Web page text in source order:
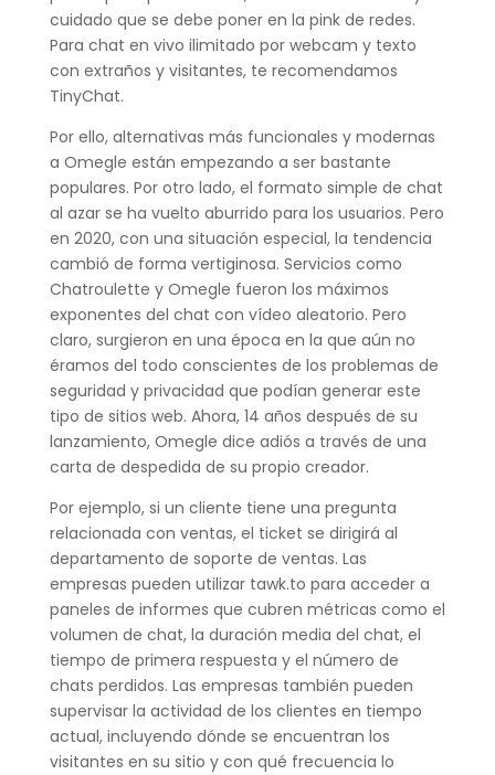
cuidado que se debe poner en la pink de redes.
Para chat en vivo ilimitado por webcam y texto
con extraños y visitantes, te recomendamos
TinyChat.
Por ello, alternativas más funcionales y modernas
a Omegle están empezando a ser bastante
populares. Por otro lado, el formato simple de chat
al azar se ha vuelto aburrido para los usuarios. Pero
en 2020, con una situación especial, la tendencia
cambió de forma vertiginosa. Servicios como
Chatroulette y Omegle fueron los máximos
exponentes del chat con vídeo aleatorio. Pero
claro, surgieron en una época en la que aún no
éramos del todo conscientes de los problemas de
seguridad y privacidad que podían generar este
tipo de sitios web. Ahora, 14 años después de su
lanzamiento, Omegle dice adiós a través de una
carta de despedida de su propio creador.
Por ejemplo, si un cliente tiene una pregunta
relacionada con ventas, el ticket se dirigirá al
departamento de soporte de ventas. Las
empresas pueden utilizar tawk.to para acceder a
paneles de informes que cubren métricas como el
volumen de chat, la duración media del chat, el
tiempo de primera respuesta y el número de
chats perdidos. Las empresas también pueden
supervisar la actividad de los clientes en tiempo
actual, incluyendo dónde se encuentran los
visitantes en su sitio y con qué frecuencia lo